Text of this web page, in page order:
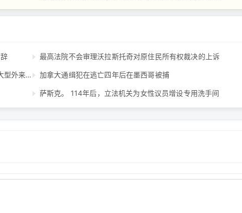
最高法院不会审理沃拉斯托奇对原住民所有权裁决的上诉
安省帕里湾附近的野生动物保护区，邻居们因可能饲养大型外来动物而存在分歧。 ... 加拿大通缉犯在逃亡四年后在墨西哥被捕
萨斯克。 114年后，立法机关为女性议员增设专用洗手间